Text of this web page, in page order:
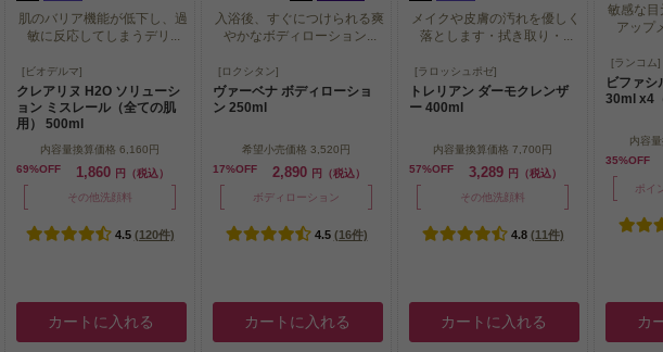
肌のバリア機能が低下し、過
敏に反応してしまうデリ...
肌のバリア機能が低下し、過
敏に反応してしまうデリ...
[ビオデルマ]
クレアリヌ H2O ソリューシ
ョン ミスレール（全ての肌
用） 500ml
内容量換算価格 6,160円
69%OFF
1,860 円（税込）
その他洗顔料
4.5 (120件)
カートに入れる
入浴後、すぐにつけられる爽
やかなボディローション...
入浴後、すぐにつけられる爽
やかなボディローション...
[ロクシタン]
ヴァーベナ ボディローショ
ン 250ml
希望小売価格 3,520円
17%OFF
2,890 円（税込）
ボディローション
4.5 (16件)
カートに入れる
メイクや皮膚の汚れを優しく
落とします・拭き取り・...
メイクや皮膚の汚れを優しく
落とします・拭き取り・...
[ラロッシュポゼ]
トレリアン ダーモクレンザ
ー 400ml
内容量換算価格 7,700円
57%OFF
3,289 円（税込）
その他洗顔料
4.8 (11件)
カートに入れる
敏感な目
アップ
敏感な
アップ
[ランコム]
ビファシ
30ml x4
内容
35%OFF
ポイ
カ